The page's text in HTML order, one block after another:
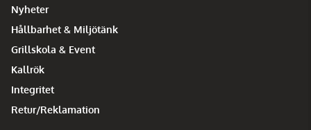
Nyheter
Hållbarhet & Miljötänk
Grillskola & Event
Kallrök
Integritet
Retur/Reklamation